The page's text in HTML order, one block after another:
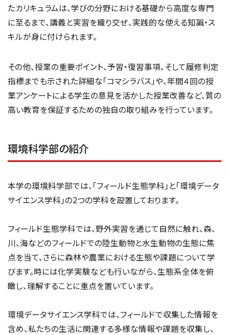
たカリキュラムは、学びの分野における基礎から高度な専門
に至るまで、講義と実習を織り交ぜ、実践的な使える知識・ス
キルが身に付けられます。
その他、授業の重要ポイント、予習・復習事項、そして履修判定
指標までも示された詳細な「コマシラバス」や、年間４回の授
業アンケートによる学生の意見を活かした授業改善など、質の
高い教育を保証するための独自の取り組みを行っています。
環境科学部の紹介
本学の環境科学部では、「フィールド生態学科」と「環境データ
サイエンス学科」の2つの学科を設置しております。
フィールド生態学科では、野外実習を通じて自然に触れ、森、
川、海などのフィールドでの陸生動物と水生動物の生態に焦
点を当て、さらに森林や農業における生態や課題について学
びます。時には化学実験なども行いながら、生態系全体を俯
瞰し、理解することに重点を置いています。
環境データサイエンス学科では、フィールドで収集した情報を
含め、私たちの生活に関連する多様な情報や課題を収集し、